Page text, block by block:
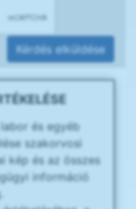
Kérdés elküldése
és egyéb
szakorvosi
kép és az összes
információ